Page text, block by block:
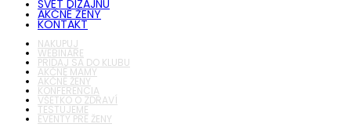
SVET DIZAJNU
AKČNÉ ŽENY
KONTAKT
NAKUPUJ
WEBINÁRE
PRIDAJ SA DO KLUBU
AKČNÉ MAMY
AKČNÉ ŽENY
KONFERENCIA
VŠETKO O ZDRAVÍ
TESTUJEME
EVENTY PRE ŽENY